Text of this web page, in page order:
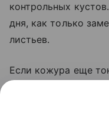
контрольных
дня, как только
листьев.
Если кожура еще